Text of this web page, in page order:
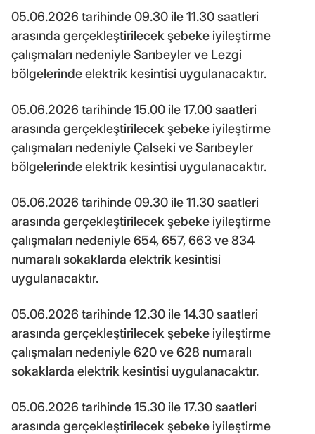
05.06.2026 tarihinde 09.30 ile 11.30 saatleri
arasında gerçekleştirilecek şebeke iyileştirme
çalışmaları nedeniyle Sarıbeyler ve Lezgi
bölgelerinde elektrik kesintisi uygulanacaktır.
05.06.2026 tarihinde 15.00 ile 17.00 saatleri
arasında gerçekleştirilecek şebeke iyileştirme
çalışmaları nedeniyle Çalseki ve Sarıbeyler
bölgelerinde elektrik kesintisi uygulanacaktır.
05.06.2026 tarihinde 09.30 ile 11.30 saatleri
arasında gerçekleştirilecek şebeke iyileştirme
çalışmaları nedeniyle 654, 657, 663 ve 834
numaralı sokaklarda elektrik kesintisi
uygulanacaktır.
05.06.2026 tarihinde 12.30 ile 14.30 saatleri
arasında gerçekleştirilecek şebeke iyileştirme
çalışmaları nedeniyle 620 ve 628 numaralı
sokaklarda elektrik kesintisi uygulanacaktır.
05.06.2026 tarihinde 15.30 ile 17.30 saatleri
arasında gerçekleştirilecek şebeke iyileştirme